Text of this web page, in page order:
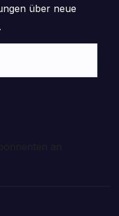
über neue